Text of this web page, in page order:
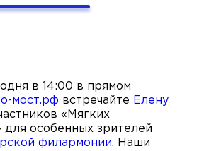
в 14:00 в прямом
мост.рф встречайте Елену
«Мягких
для особенных зрителей
филармонии. Наши